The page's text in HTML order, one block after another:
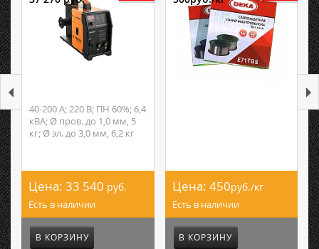
40-200 А; 220 В; ПН 60%; 6,4
кВА; Ø пров. до 1,0 мм, 5
кг; Ø эл. до 3,0 мм, 6,2 кг
Цена: 33 540 руб.
Есть в наличии
В КОРЗИНУ
Цена: 450руб./кг
Есть в наличии
В КОРЗИНУ